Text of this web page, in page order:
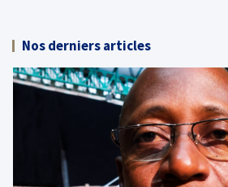
Nos derniers articles